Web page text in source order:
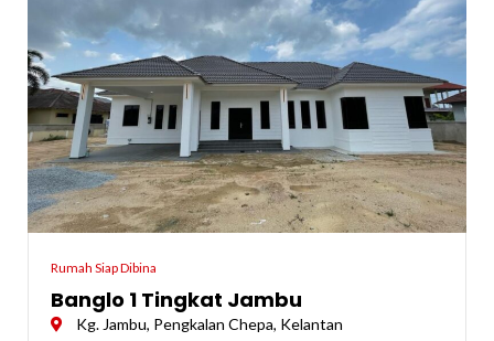
Rumah Siap Dibina
Banglo 1 Tingkat Jambu
Kg. Jambu, Pengkalan Chepa, Kelantan